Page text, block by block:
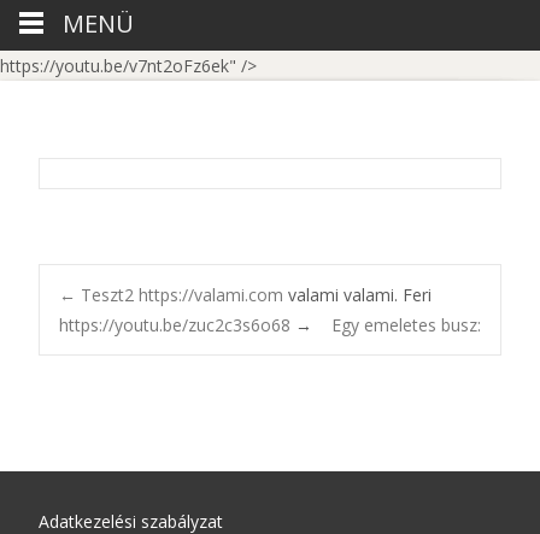
https://youtu.be/v7nt2oFz6ek" />
← Teszt2 https://valami.com valami valami. Feri
Egy emeletes busz:
https://youtu.be/zuc2c3s6o68 →
Adatkezelési szabályzat
MENÜ